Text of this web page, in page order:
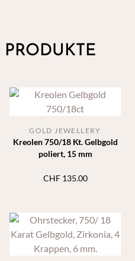
Kreolen 750/18 Kt. Gelbgold
poliert, 15 mm
GOLD JEWELLERY
CHF135.00